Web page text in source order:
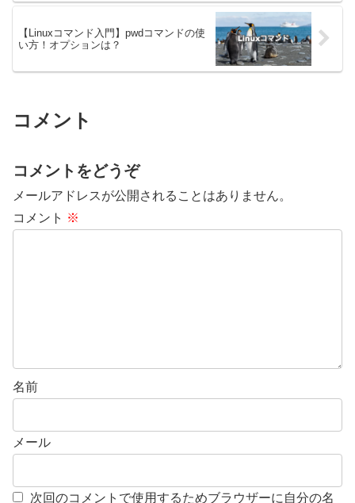
【Linuxコマンド入門】pwdコマンドの使
い方！オプションは？
コメント
コメントをどうぞ
メールアドレスが公開されることはありません。
コメント ※
名前
メール
次回のコメントで使用するためブラウザーに自分の名